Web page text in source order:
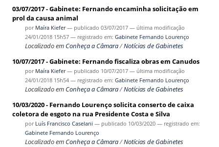
03/07/2017 - Gabinete: Fernando encaminha solicitação em
prol da causa animal
por Maíra Kiefer — publicado 03/07/2017 — última modificação
24/01/2018 15h57 — registrado em: Gabinete Fernando Lourenço
Localizado em Conheça a Câmara/Notícias de Gabinetes
10/07/2017 - Gabinete: Fernando fiscaliza obras em Canudos
por Maíra Kiefer — publicado 10/07/2017 — última modificação
24/01/2018 15h54 — registrado em: Gabinete Fernando Lourenço
Localizado em Conheça a Câmara/Notícias de Gabinetes
10/03/2020 - Fernando Lourenço solicita conserto de caixa
coletora de esgoto na rua Presidente Costa e Silva
por Luís Francisco Caselani — publicado 10/03/2020 — registrado em:
Gabinete Fernando Lourenço
Localizado em Conheça a Câmara/Notícias de Gabinetes